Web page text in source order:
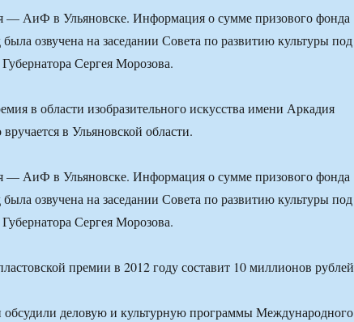
— АиФ в Ульяновске. Информация о сумме призового фонда
озвучена на заседании Совета по развитию культуры под
Сергея Морозова.
в области изобразительного искусства имени Аркадия
в Ульяновской области.
— АиФ в Ульяновске. Информация о сумме призового фонда
озвучена на заседании Совета по развитию культуры под
Сергея Морозова.
обсудили деловую и культурную программы Международного